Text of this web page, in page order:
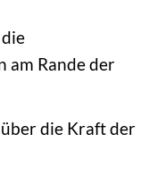
am Rande der
die Kraft der